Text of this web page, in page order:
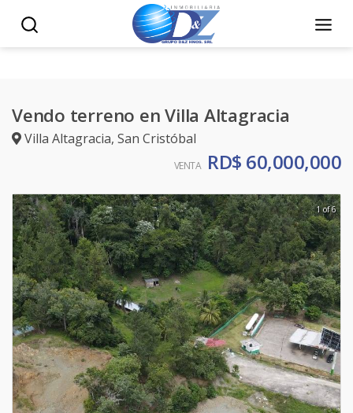
Vendo terreno en Villa Altagracia
Villa Altagracia, San Cristóbal
VENTA RD$ 60,000,000
1 of 6